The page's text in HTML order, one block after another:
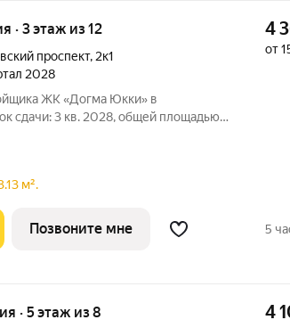
· 3 этаж из 12
проспект, 2к1
2028
ЖК «Догма Юкки» в
сдачи: 3 кв. 2028, общей площадью
Жилой комплекс расположен в
4
от
м².
Позвоните мне 5
· 5 этаж из 8 4